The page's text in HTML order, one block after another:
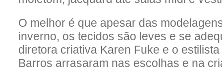
O melhor é que apesar das
inverno, os tecidos são leves e se
diretora criativa Karen Fuke e o
Barros arrasaram nas escolhas e na